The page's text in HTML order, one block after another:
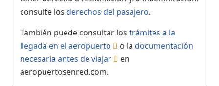
consulte los derechos del pasajero.
También puede consultar los trámites a la
llegada en el aeropuerto
o la documentación
necesaria antes de viajar
en
aeropuertosenred.com.